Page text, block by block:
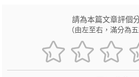
請為本篇文章評個
（由左至右，滿分為五